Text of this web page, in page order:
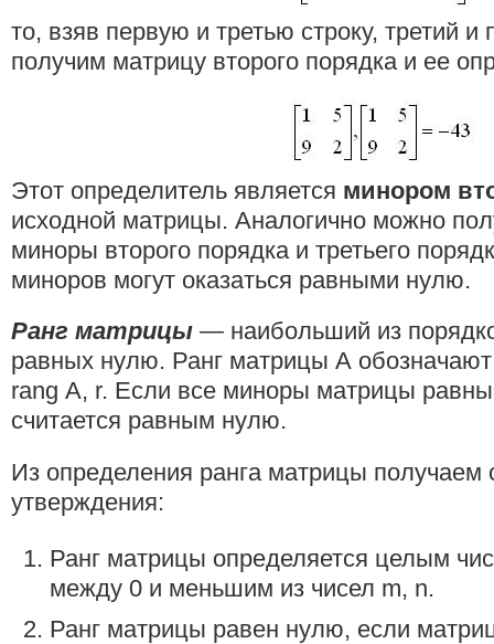
то, взяв первую и третью строку, третий и
получим матрицу второго порядка и ее
Этот определитель является минором
исходной матрицы. Аналогично можно
миноры второго порядка и третьего
миноров могут оказаться равными нулю.
Ранг матрицы — наибольший из
равных нулю. Ранг матрицы А
rang А, r. Если все миноры матрицы
считается равным нулю.
Из определения ранга матрицы
утверждения:
Ранг матрицы определяется целым
между 0 и меньшим из чисел m, n.
Ранг матрицы равен нулю, если